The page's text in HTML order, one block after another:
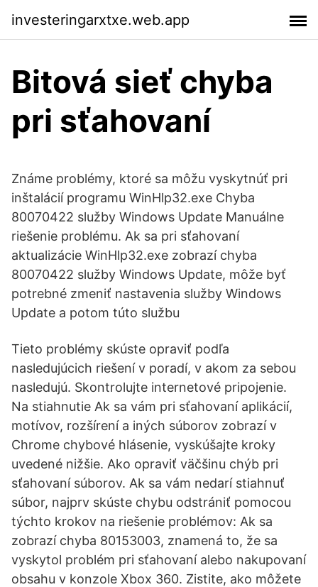
investeringarxtxe.web.app
Bitová sieť chyba
pri sťahovaní
Známe problémy, ktoré sa môžu vyskytnúť pri
inštalácií programu WinHlp32.exe Chyba
80070422 služby Windows Update Manuálne
riešenie problému. Ak sa pri sťahovaní
aktualizácie WinHlp32.exe zobrazí chyba
80070422 služby Windows Update, môže byť
potrebné zmeniť nastavenia služby Windows
Update a potom túto službu
Tieto problémy skúste opraviť podľa
nasledujúcich riešení v poradí, v akom za sebou
nasledujú. Skontrolujte internetové pripojenie.
Na stiahnutie Ak sa vám pri sťahovaní aplikácií,
motívov, rozšírení a iných súborov zobrazí v
Chrome chybové hlásenie, vyskúšajte kroky
uvedené nižšie. Ako opraviť väčšinu chýb pri
sťahovaní súborov. Ak sa vám nedarí stiahnuť
súbor, najprv skúste chybu odstrániť pomocou
týchto krokov na riešenie problémov: Ak sa
zobrazí chyba 80153003, znamená to, že sa
vyskytol problém pri sťahovaní alebo nakupovaní
obsahu v konzole Xbox 360. Zistite, ako môžete